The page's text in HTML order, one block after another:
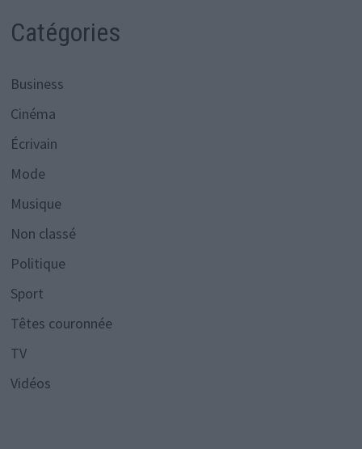
Catégories
Business
Cinéma
Écrivain
Mode
Musique
Non classé
Politique
Sport
Têtes couronnée
TV
Vidéos